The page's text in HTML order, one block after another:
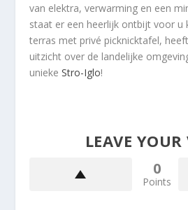
van elektra, verwarming en een
staat er een heerlijk ontbijt voor u
terras met privé picknicktafel,
uitzicht over de landelijke
uniekeStro-Iglo!
LEAVE YOUR
0
Points